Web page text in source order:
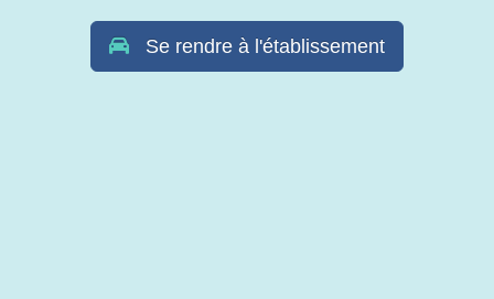
Se rendre à l'établissement